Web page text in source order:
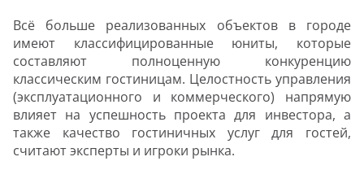
Всё больше реализованных объектов в городе
имеют классифицированные юниты, которые
составляют полноценную конкуренцию
классическим гостиницам. Целостность управления
(эксплуатационного и коммерческого) напрямую
влияет на успешность проекта для инвестора, а
также качество гостиничных услуг для гостей,
считают эксперты и игроки рынка.